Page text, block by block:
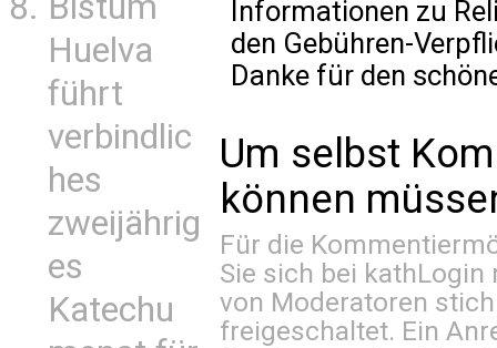
Huelva
führt
verbindlic
hes
zweijährig
es
Katechu
Informationen zu
den Gebühren-
Danke für den
Um selbst
können
Für die
Sie sich bei kathLogin
von Moderatoren
freigeschaltet. Ein